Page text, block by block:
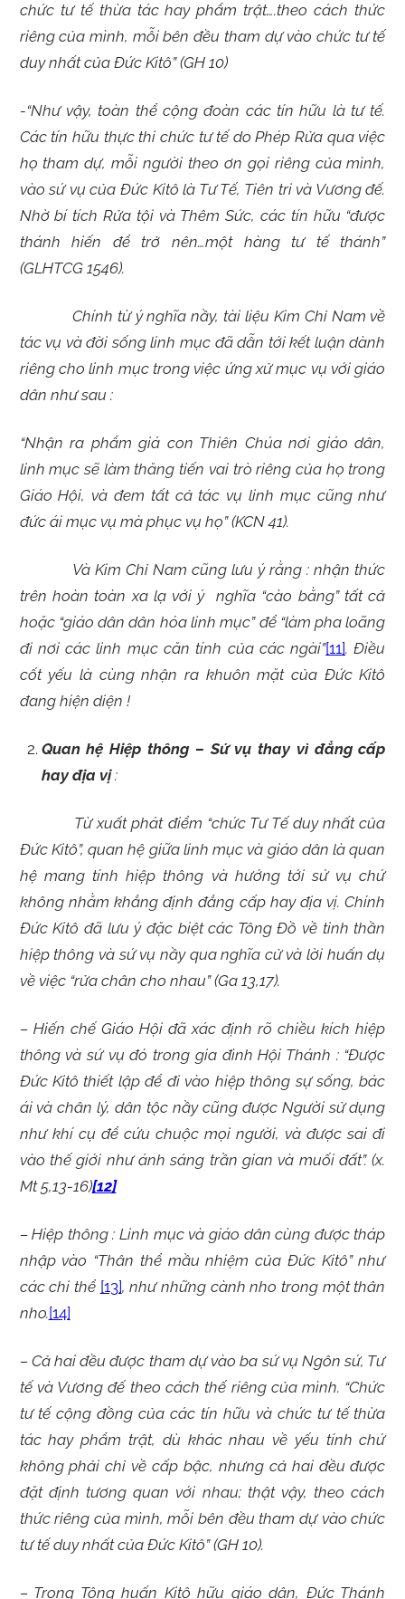
chức tư tế thừa tác hay phẩm trật….theo cách thức
riêng của mình, mỗi bên đều tham dự vào chức tư tế
duy nhất của Đức Kitô”(GH 10)
-“Như vậy, toàn thể cộng đoàn các tín hữu là tư tế.
Các tín hữu thực thi chức tư tế do Phép Rửa qua việc
họ tham dự, mỗi người theo ơn gọi riêng của mình,
vào sứ vụ của Đức Kitô là Tư Tế, Tiên tri và Vương đế.
Nhờ bí tích Rửa tội và Thêm Sức, các tín hữu “được
thánh hiến để trở nên…một hàng tư tế thánh”
(GLHTCG 1546).
Chính từ ý nghĩa nầy, tài liệu Kim Chỉ Nam về
tác vụ và đời sống linh mục đã dẫn tới kết luận dành
riêng cho linh mục trong việc ứng xử mục vụ với giáo
dân như sau :
“Nhận ra phẩm giá con Thiên Chúa nơi giáo dân,
linh mục sẽ làm thăng tiến vai trò riêng của họ trong
Giáo Hội, và đem tất cả tác vụ linh mục cũng như
đức ái mục vụ mà phục vụ họ” (KCN 41).
Và Kim Chỉ Nam cũng lưu ý rằng : nhận thức
trên hoàn toàn xa lạ với ý nghĩa “cào bằng” tất cả
hoặc “giáo dân dân hóa linh mục” để “làm pha loãng
đi nơi các linh mục căn tính của các ngài”[11]. Điều
cốt yếu là cùng nhận ra khuôn mặt của Đức Kitô
đang hiện diện !
Quan hệ Hiệp thông – Sứ vụ thay vì đẳng cấp
hay địa vị:
Từ xuất phát điểm “chức Tư Tế duy nhất của
Đức Kitô”, quan hệ giữa linh mục và giáo dân là quan
hệ mang tínhhiệp thông và hướng tớisứ vụ chứ
không nhằm khẳng định đẳng cấp hay địa vị. Chính
Đức Kitô đã lưu ý đặc biệt các Tông Đồ về tinh thần
hiệp thông và sứ vụ nầy qua nghĩa cử và lời huấn dụ
về việc “rửa chân cho nhau” (Ga 13,17).
– Hiến chế Giáo Hội đã xác định rõ chiều kích hiệp
thông và sứ vụ đó trong gia đình Hội Thánh : “Được
Đức Kitô thiết lập để đi vào hiệp thông sự sống, bác
ái và chân lý, dân tộc nầy cũng được Người sử dụng
như khí cụ để cứu chuộc mọi người, và được sai đi
vào thế giới như ánh sáng trần gian và muối đất”. (x.
Mt 5,13-16)[12]
– Hiệp thông : Linh mục và giáo dân cùng được tháp
nhập vào “Thân thể mầu nhiệm của Đức Kitô” như
các chi thể [13], như những cành nho trong một thân
nho.[14]
– Cả hai đều được tham dự vào ba sứ vụ Ngôn sứ, Tư
tế và Vương đế theo cách thế riêng của mình. “Chức
tư tế cộng đồng của các tín hữu và chức tư tế thừa
tác hay phẩm trật, dù khác nhau về yếu tính chứ
không phải chỉ về cấp bậc, nhưng cả hai đều được
đặt định tương quan với nhau; thật vậy, theo cách
thức riêng của mình, mỗi bên đều tham dự vào chức
tư tế duy nhất của Đức Kitô” (GH 10).
– Trong Tông huấn Kitô hữu giáo dân, Đức Thánh